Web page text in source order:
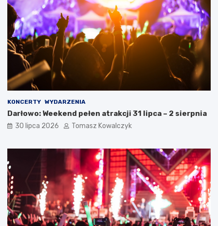
KONCERTY WYDARZENIA
Darłowo: Weekend pełen atrakcji 31 lipca – 2 sierpnia
30 lipca 2026 Tomasz Kowalczyk